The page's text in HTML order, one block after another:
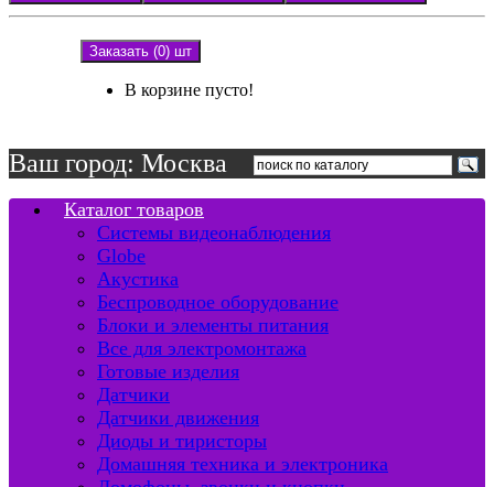
Заказать (0) шт
В корзине пусто!
Ваш город: Москва
Каталог товаров
Системы видеонаблюдения
Globe
Акустика
Беспроводное оборудование
Блоки и элементы питания
Все для электромонтажа
Готовые изделия
Датчики
Датчики движения
Диоды и тиристоры
Домашняя техника и электроника